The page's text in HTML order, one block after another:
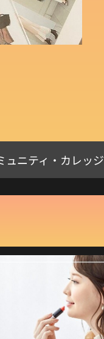
ュニティ・カレッジ